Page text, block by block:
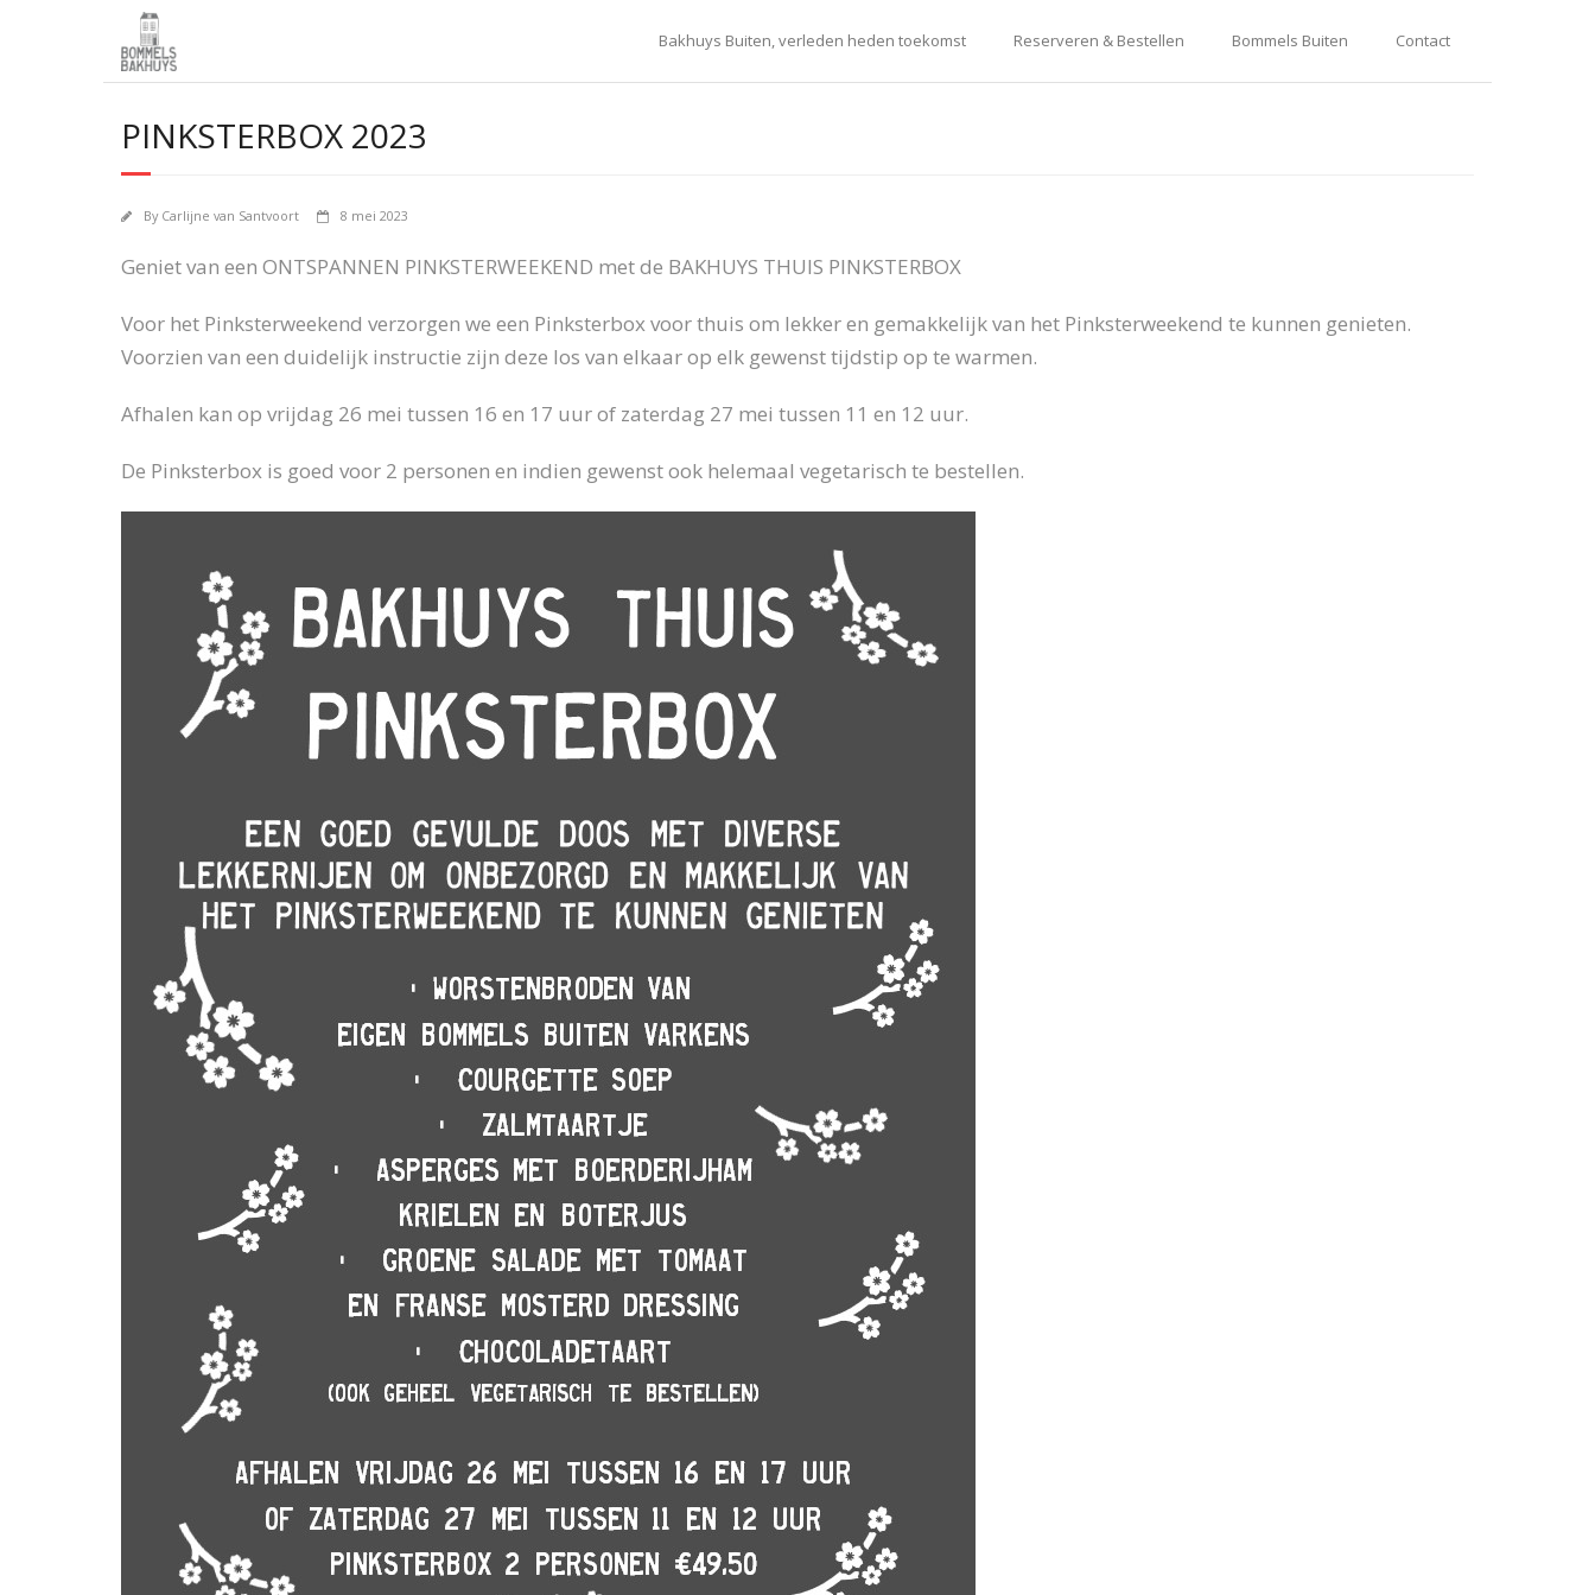
Bakhuys Buiten, verleden heden toekomst Reserveren & Bestellen Bommels Buiten Contact
PINKSTERBOX 2023
By Carlijne van Santvoort 8 mei 2023
Geniet van een ONTSPANNEN PINKSTERWEEKEND met de BAKHUYS THUIS PINKSTERBOX
Voor het Pinksterweekend verzorgen we een Pinksterbox voor thuis om lekker en gemakkelijk van het Pinksterweekend te kunnen genieten.
Voorzien van een duidelijk instructie zijn deze los van elkaar op elk gewenst tijdstip op te warmen.
Afhalen kan op vrijdag 26 mei tussen 16 en 17 uur of zaterdag 27 mei tussen 11 en 12 uur.
De Pinksterbox is goed voor 2 personen en indien gewenst ook helemaal vegetarisch te bestellen.